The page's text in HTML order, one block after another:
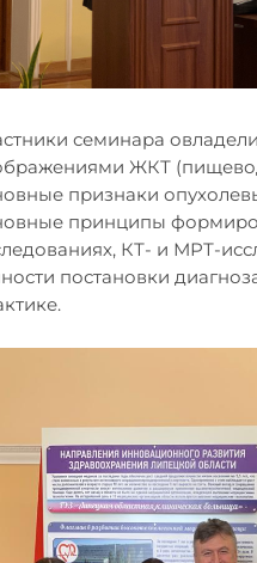
семинара
ЖКТ
признаки
принципы
КТ- и МРТ-
постановки